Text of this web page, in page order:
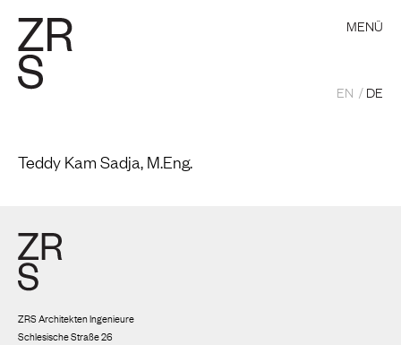
MENÜ
EN DE
Teddy Kam Sadja, M.Eng.
ZRS Architekten Ingenieure
Schlesische Straße 26